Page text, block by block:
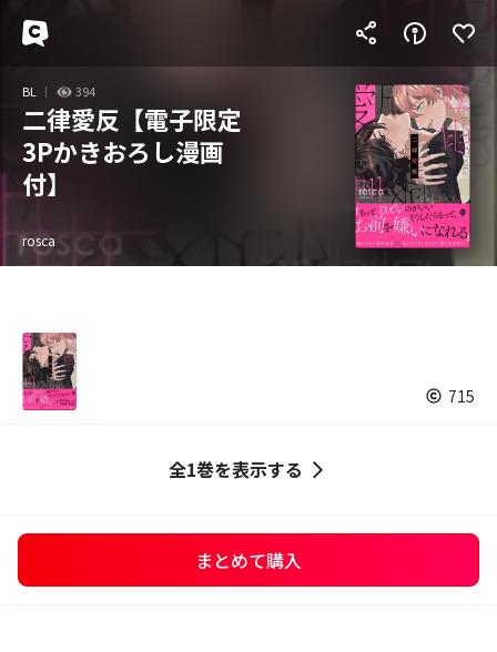
BL 394
二律愛反【電子限定
3Pかきおろし漫画
付】
rosca
715
全1巻を表示する
まとめて購入